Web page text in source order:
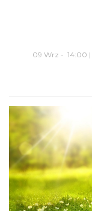
09 Wrz - 14:00 |